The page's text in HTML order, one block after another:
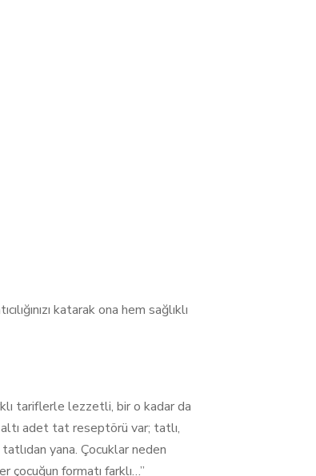
katarak ona hem sağlıklı
tariflerle lezzetli, bir o kadar da
altı adet tat reseptörü var; tatlı,
yana. Çocuklar neden
çocuğun formatı farklı…”